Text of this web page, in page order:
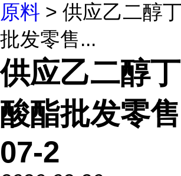
原料 > 供应乙二醇
批发零售...
供应乙二醇
酸酯批发零
07-2